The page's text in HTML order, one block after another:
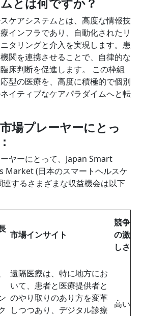
ケアシステムとは、高度な情報技
インフラであり、自動化されたリ
タリングと介入を実現します。患
関を連携させることで、自律的な
床判断を促進します。 この枠組
型の医療を、高度に積極的で個別
イティブなケアパラダイムへと転
場プレーヤーにとっ
ヤーにとって、Japan Smart
Market (日本のスマートヘルスケ
するさまざまな収益機会は以下
市場インサイト
競争
の激
しさ
遠隔医療は、特に地方にお
いて、患者と医療提供者と
のやり取りのあり方を変革
しつつあり、デジタル診療
高い